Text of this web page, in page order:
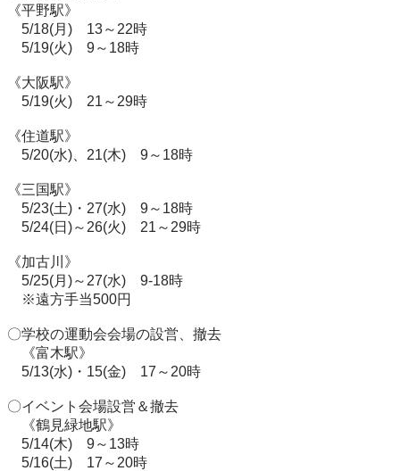
《平野駅》
5/18(月)　13～22時
5/19(火)　9～18時
《大阪駅》
5/19(火)　21～29時
《住道駅》
5/20(水)、21(木)　9～18時
《三国駅》
5/23(土)・27(水)　9～18時
5/24(日)～26(火)　21～29時
《加古川》
5/25(月)～27(水)　9-18時
※遠方手当500円
〇学校の運動会会場の設営、撤去
《富木駅》
5/13(水)・15(金)　17～20時
〇イベント会場設営＆撤去
《鶴見緑地駅》
5/14(木)　9～13時
5/16(土)　17～20時